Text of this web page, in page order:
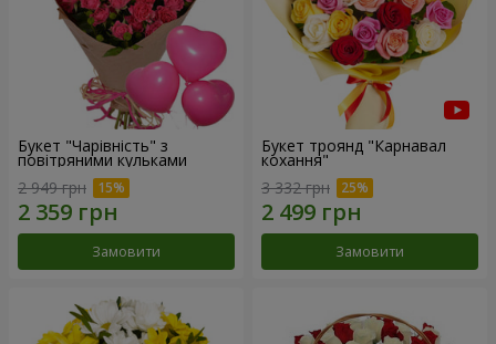
Букет "Чарівність" з
повітряними кульками
2 949 грн
Замовити
Букет троянд "Карнавал
кохання"
3 332 грн
Замовити